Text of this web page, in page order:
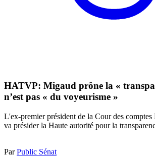
HATVP: Migaud prône la «
n’est pas « du voyeurisme »
L'ex-premier président de la Cour des
va présider la Haute autorité pour la
ParPublic Sénat